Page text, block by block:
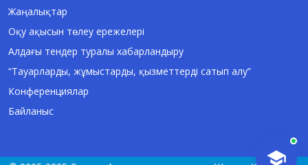
Жаңалықтар
Оқу ақысын төлеу ережелері
Алдағы тендер туралы хабарландыру
“Тауарларды, жұмыстарды, қызметтерді сатып алу”
Конференциялар
Байланыс
Сәлем! Мен AI-Talapker — Сәрсен
Аманжолов атындағы Шығыс Қазақстан
университеті (ШҚУ) көмекшісімін.
Бакалавриат, магистратура, докторантура